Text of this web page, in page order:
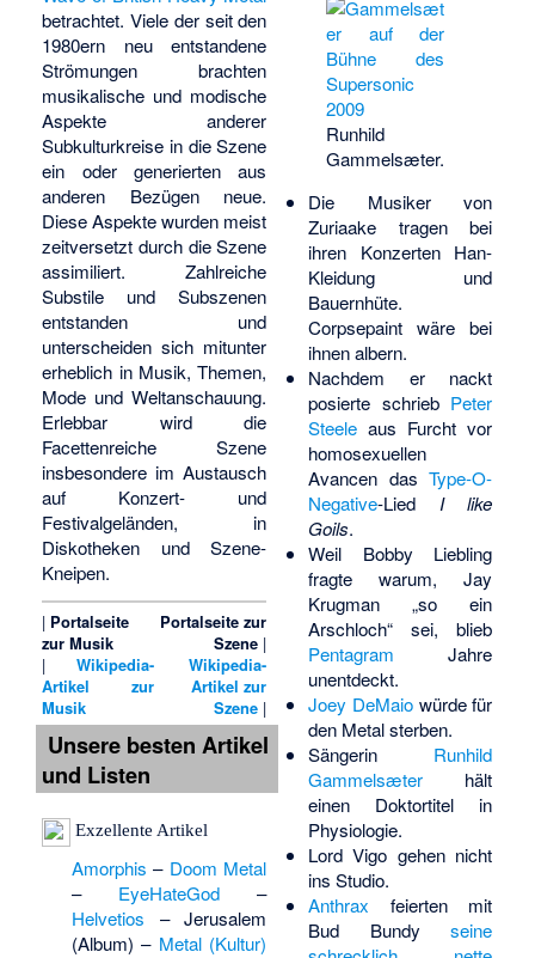
betrachtet. Viele der seit den
1980ern neu entstandene
Strömungen brachten
musikalische und modische
Aspekte anderer
Subkulturkreise in die Szene
ein oder generierten aus
anderen Bezügen neue.
Diese Aspekte wurden meist
zeitversetzt durch die Szene
assimiliert. Zahlreiche
Substile und Subszenen
entstanden und
unterscheiden sich mitunter
erheblich in Musik, Themen,
Mode und Weltanschauung.
Erlebbar wird die
Facettenreiche Szene
insbesondere im Austausch
auf Konzert- und
Festivalgeländen, in
Diskotheken und Szene-
Kneipen.
| Portalseite
zur Musik
Portalseite zur
Szene |
|Wikipedia-
Artikel zur
Musik
Wikipedia-
Artikel zur
Szene |
Unsere besten Artikel
und Listen
Exzellente Artikel
Amorphis – Doom Metal
– EyeHateGod –
Helvetios –Jerusalem
(Album) – Metal (Kultur)
Runhild
Gammelsæter.
Die Musiker von
Zuriaaketragen bei
ihren Konzerten Han-
Kleidung und
Bauernhüte.
Corpsepaint wäre bei
ihnen albern.
Nachdem er nackt
posierte schrieb Peter
Steeleaus Furcht vor
homosexuellen
Avancen dasType-O-
Negative-Lied I like
Goils.
Weil Bobby Liebling
fragte warum, Jay
Krugman „so ein
Arschloch“ sei, blieb
Pentagram Jahre
unentdeckt.
Joey DeMaiowürde für
den Metal sterben.
Sängerin Runhild
Gammelsæterhält
einen Doktortitel in
Physiologie.
Lord Vigo gehen nicht
ins Studio.
Anthrax feierten mit
Bud Bundyseine